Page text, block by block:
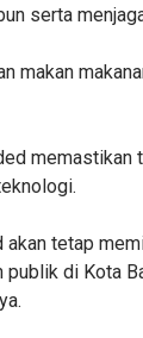
serta
makan
memastikan
tetap
di Kota